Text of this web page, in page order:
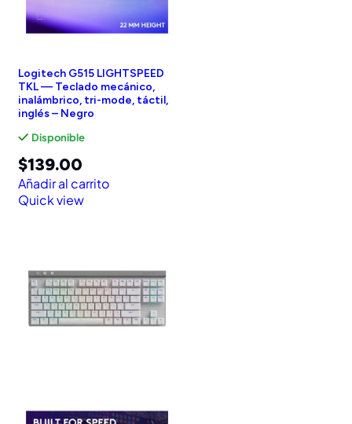
Logitech G515 LIGHTSPEED
TKL — Teclado mecánico,
inalámbrico, tri-mode, táctil,
inglés – Negro
Disponible
$139.00
Añadir al carrito
Quick view